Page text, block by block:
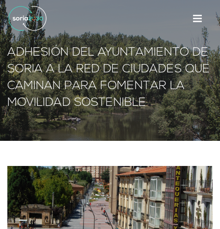
ADHESIÓN DEL AYUNTAMIENTO DE
SORIA A LA RED DE CIUDADES QUE
CAMINAN PARA FOMENTAR LA
MOVILIDAD SOSTENIBLE